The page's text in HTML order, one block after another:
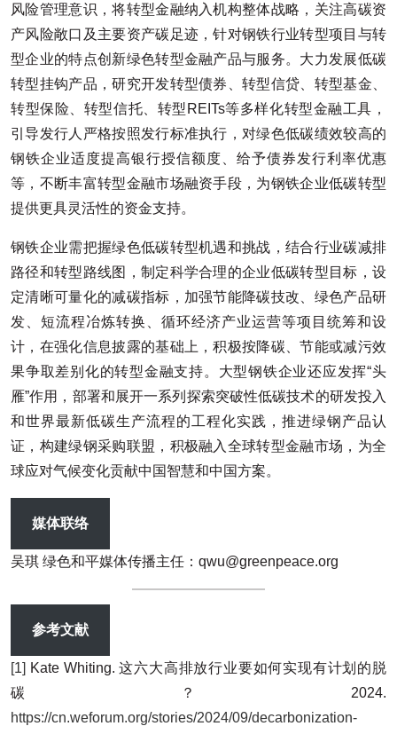
风险管理意识，将转型金融纳入机构整体战略，关注高碳资
产风险敞口及主要资产碳足迹，针对钢铁行业转型项目与转
型企业的特点创新绿色转型金融产品与服务。大力发展低碳
转型挂钩产品，研究开发转型债券、转型信贷、转型基金、
转型保险、转型信托、转型REITs等多样化转型金融工具，
引导发行人严格按照发行标准执行，对绿色低碳绩效较高的
钢铁企业适度提高银行授信额度、给予债券发行利率优惠
等，不断丰富转型金融市场融资手段，为钢铁企业低碳转型
提供更具灵活性的资金支持。
钢铁企业需把握绿色低碳转型机遇和挑战，结合行业碳减排
路径和转型路线图，制定科学合理的企业低碳转型目标，设
定清晰可量化的减碳指标，加强节能降碳技改、绿色产品研
发、短流程冶炼转换、循环经济产业运营等项目统筹和设
计，在强化信息披露的基础上，积极按降碳、节能或减污效
果争取差别化的转型金融支持。大型钢铁企业还应发挥“头
雁”作用，部署和展开一系列探索突破性低碳技术的研发投入
和世界最新低碳生产流程的工程化实践，推进绿钢产品认
证，构建绿钢采购联盟，积极融入全球转型金融市场，为全
球应对气候变化贡献中国智慧和中国方案。
媒体联络
吴琪 绿色和平媒体传播主任：qwu@greenpeace.org
参考文献
[1] Kate Whiting. 这六大高排放行业要如何实现有计划的脱
碳？2024.
https://cn.weforum.org/stories/2024/09/decarbonization-